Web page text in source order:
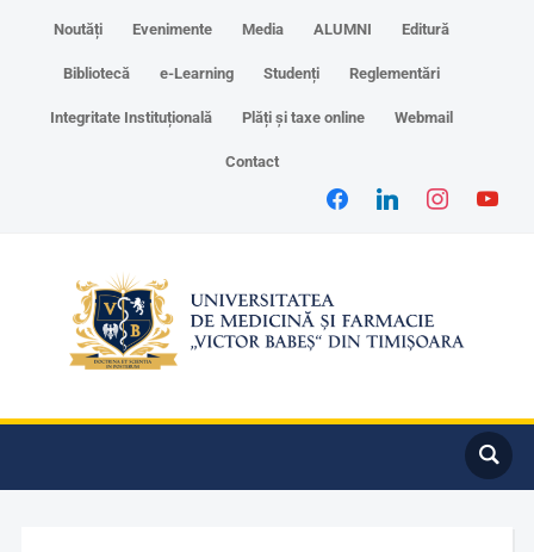
Noutăți Evenimente Media ALUMNI Editură
Bibliotecă e-Learning Studenți Reglementări
Integritate Instituțională Plăți și taxe online Webmail
Contact